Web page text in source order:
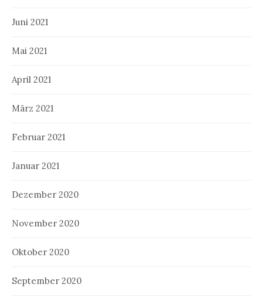
Juni 2021
Mai 2021
April 2021
März 2021
Februar 2021
Januar 2021
Dezember 2020
November 2020
Oktober 2020
September 2020